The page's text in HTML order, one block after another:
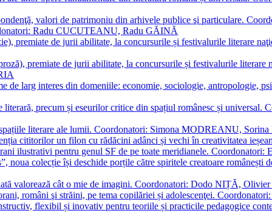
valori de patrimoniu din arhivele publice şi particulare.
Radu CUCUTEANU, Radu GĂINĂ
premiate de jurii abilitate, la concursurile și festivalurile literare
premiate de jurii abilitate, la concursurile și festivalurile literare
de larg interes din domeniile: economie, sociologie, antropologie,
literară, precum și eseurilor critice din spațiul românesc și
spațiile literare ale lumii. Coordonatori: Simona MODREANU,
cititorilor un filon cu rădăcini adânci și vechi în creativitatea
ilustrativi pentru genul SF de pe toate meridianele.
noua colecție își deschide porțile către spiritele creatoare
valorează cât o mie de imagini. Coordonatori: Dodo NIȚĂ,
români şi străini, pe tema copilăriei și adolescenţei.
flexibil și inovativ pentru teoriile și practicile pedagogice